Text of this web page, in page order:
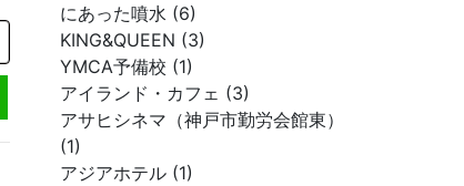
にあった噴水 (6)
KING&QUEEN (3)
YMCA予備校 (1)
アイランド・カフェ (3)
アサヒシネマ（神戸市勤労会館東）
(1)
アジアホテル (1)